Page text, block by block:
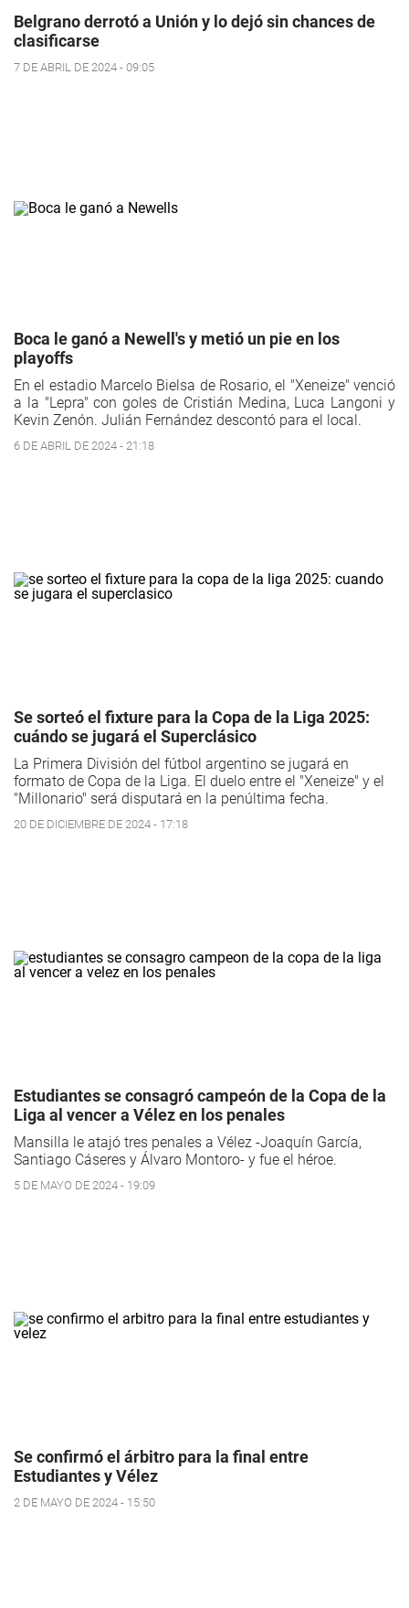
Belgrano derrotó a Unión y lo dejó sin chances de
clasificarse
7 DE ABRIL DE 2024 - 09:05
Boca le ganó a Newell's y metió un pie en los
playoffs
En el estadio Marcelo Bielsa de Rosario, el "Xeneize" venció
a la "Lepra" con goles de Cristián Medina, Luca Langoni y
Kevin Zenón. Julián Fernández descontó para el local.
6 DE ABRIL DE 2024 - 21:18
Se sorteó el fixture para la Copa de la Liga 2025:
cuándo se jugará el Superclásico
La Primera División del fútbol argentino se jugará en
formato de Copa de la Liga. El duelo entre el "Xeneize" y el
"Millonario" será disputará en la penúltima fecha.
20 DE DICIEMBRE DE 2024 - 17:18
Estudiantes se consagró campeón de la Copa de la
Liga al vencer a Vélez en los penales
Mansilla le atajó tres penales a Vélez -Joaquín García,
Santiago Cáseres y Álvaro Montoro- y fue el héroe.
5 DE MAYO DE 2024 - 19:09
Se confirmó el árbitro para la final entre
Estudiantes y Vélez
2 DE MAYO DE 2024 - 15:50